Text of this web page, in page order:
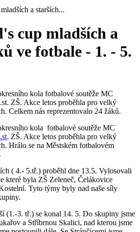
a starších...
cup mladších a
ve fotbale - 1. - 5.
kola fotbalové soutěže MC
ZŠ. Akce letos proběhla pro velký
Celkem nás reprezentovalo 24 žáků.
kola fotbalové soutěže MC
. ZŠ. Akce letos proběhla pro velký
Hrálo se na Městském fotbalovém
( 4.- 5.tř.) proběhl dne 13.5. Vylosovali
které byla ZŠ Zeleneč, Čelákovice
Tyto týmy byly nad naše síly
(1.-3. tř.) se konal 14. 5. Do skupiny jsme
a Stříbrnou Skalici, nad kterou jsme